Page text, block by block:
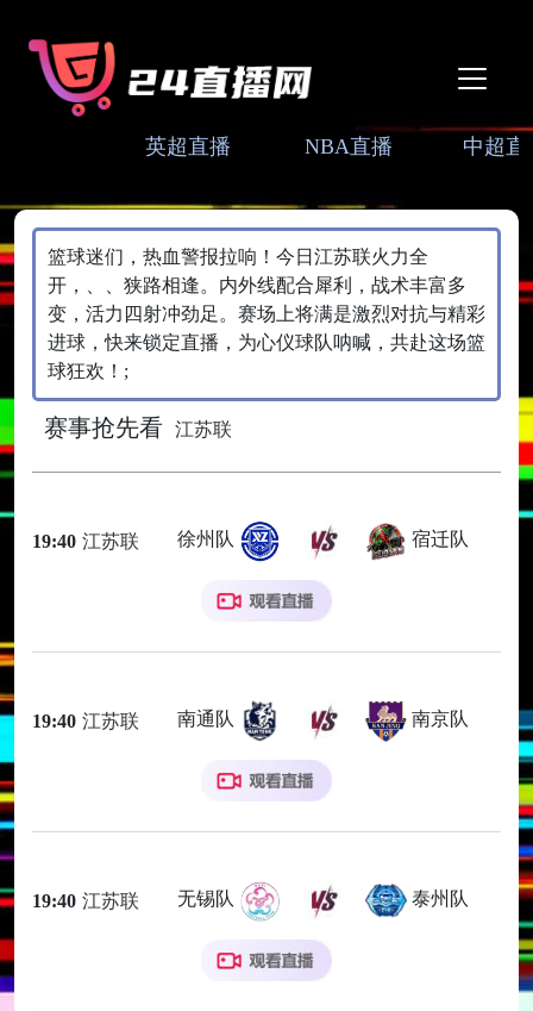
英超直播 NBA直播 中超直
篮球迷们，热血警报拉响！今日江苏联火力全
开，、、狭路相逢。内外线配合犀利，战术丰富多
变，活力四射冲劲足。赛场上将满是激烈对抗与精彩
进球，快来锁定直播，为心仪球队呐喊，共赴这场篮
球狂欢！;
赛事抢先看 江苏联
19:40 江苏联 徐州队 宿迁队
19:40 江苏联 南通队 南京队
19:40 江苏联 无锡队 泰州队